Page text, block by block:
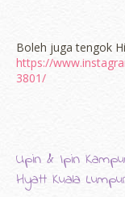
Boleh juga tengok
https://
3801/
Upin & Ipin
Hyatt Kuala